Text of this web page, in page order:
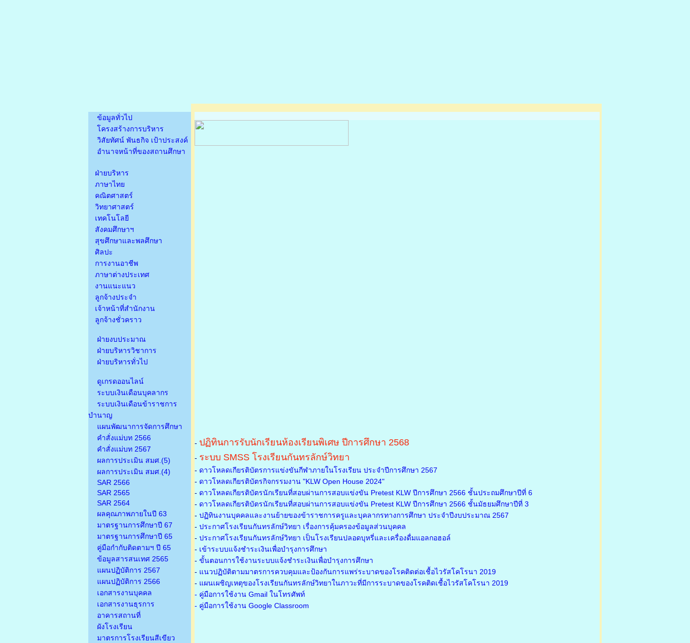
ข้อมูลทั่วไป
โครงสร้างการบริหาร
วิสัยทัศน์ พันธกิจ เป้าประสงค์
อำนาจหน้าที่ของสถานศึกษา
ฝ่ายบริหาร
ภาษาไทย
คณิตศาสตร์
วิทยาศาสตร์
เทคโนโลยี
สังคมศึกษาฯ
สุขศึกษาและพลศึกษา
ศิลปะ
การงานอาชีพ
ภาษาต่างประเทศ
งานแนะแนว
ลูกจ้างประจำ
เจ้าหน้าที่สำนักงาน
ลูกจ้างชั่วคราว
ฝ่ายงบประมาณ
ฝ่ายบริหารวิชาการ
ฝ่ายบริหารทั่วไป
ดูเกรดออนไลน์
ระบบเงินเดือนบุคลากร
ระบบเงินเดือนข้าราชการ
บำนาญ
แผนพัฒนาการจัดการศึกษา
คำสั่งแม่บท 2566
คำสั่งแม่บท 2567
ผลการประเมิน สมศ.(5)
ผลการประเมิน สมศ.(4)
SAR 2566
SAR 2565
SAR 2564
ผลคุณภาพภายในปี 63
มาตรฐานการศึกษาปี 67
มาตรฐานการศึกษาปี 65
คู่มือกำกับติดตามฯ ปี 65
ข้อมูลสารสนเทศ 2565
แผนปฏิบัติการ 2567
แผนปฏิบัติการ 2566
เอกสารงานบุคคล
เอกสารงานธุรการ
อาคารสถานที่
ผังโรงเรียน
มาตรการโรงเรียนสีเขียว
- ปฏิทินการรับนักเรียนห้องเรียนพิเศษ ปีการศึกษา 2568
- ระบบ SMSS โรงเรียนกันทรลักษ์วิทยา
- ดาวโหลดเกียรติบัตรการแข่งขันกีฬาภายในโรงเรียน ประจำปีการศึกษา 2567
- ดาวโหลดเกียรติบัตรกิจกรรมงาน "KLW Open House 2024"
- ดาวโหลดเกียรติบัตรนักเรียนที่สอบผ่านการสอบแข่งขัน Pretest KLW ปีการศึกษา 2566 ชั้นประถมศึกษาปีที่ 6
- ดาวโหลดเกียรติบัตรนักเรียนที่สอบผ่านการสอบแข่งขัน Pretest KLW ปีการศึกษา 2566 ชั้นมัธยมศึกษาปีที่ 3
- ปฏิทินงานบุคคลและงานย้ายของข้าราชการครูและบุคลากรทางการศึกษา ประจำปีงบประมาณ 2567
- ประกาศโรงเรียนกันทรลักษ์วิทยา เรื่องการคุ้มครองข้อมูลส่วนบุคคล
- ประกาศโรงเรียนกันทรลักษ์วิทยา เป็นโรงเรียนปลอดบุหรี่และเครื่องดื่มแอลกอฮอล์
- เข้าระบบแจ้งชำระเงินเพื่อบำรุงการศึกษา
- ขั้นตอนการใช้งานระบบแจ้งชำระเงินเพื่อบำรุงการศึกษา
- แนวปฏิบัติตามมาตรการควบคุมและป้องกันการแพร่ระบาดของโรคติดต่อเชื้อไวรัสโคโรนา 2019
- แผนเผชิญเหตุของโรงเรียนกันทรลักษ์วิทยาในภาวะที่มีการระบาดของโรคติดเชื้อไวรัสโคโรนา 2019
- คู่มือการใช้งาน Gmail ในโทรศัพท์
- คู่มือการใช้งาน Google Classroom